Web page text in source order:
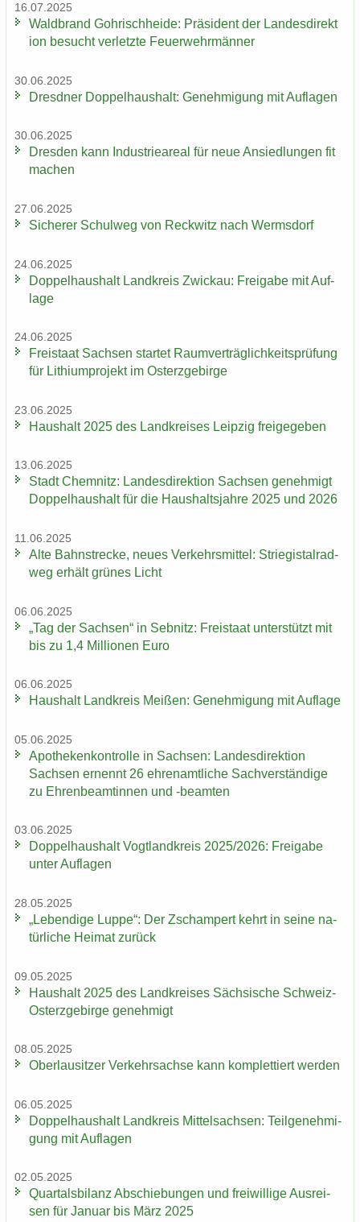
16.07.2025
Wald­brand Gohrisch­hei­de: Prä­si­dent der Lan­des­di­rek­t
i­on be­sucht ver­letz­te Feu­er­wehr­män­ner
30.06.2025
Dresd­ner Dop­pel­haus­halt: Ge­neh­mi­gung mit Auf­la­gen
30.06.2025
Dres­den kann In­dus­trie­are­al für neue An­sied­lun­gen fit
ma­chen
27.06.2025
Si­che­rer Schul­weg von Reck­witz nach Werms­dorf
24.06.2025
Dop­pel­haus­halt Land­kreis Zwi­ckau: Frei­ga­be mit Auf­
la­ge
24.06.2025
Frei­staat Sach­sen star­tet Ra­um­ver­träg­lich­keits­prü­fung
für Li­thi­um­pro­jekt im Ost­erz­ge­bir­ge
23.06.2025
Haus­halt 2025 des Land­krei­ses Leip­zig frei­ge­ge­ben
13.06.2025
Stadt Chem­nitz: Lan­des­di­rek­ti­on Sach­sen ge­neh­migt
Dop­pel­haus­halt für die Haus­halts­jah­re 2025 und 2026
11.06.2025
Alte Bahn­stre­cke, neues Ver­kehrs­mit­tel: Strie­gi­st­al­rad­
weg er­hält grü­nes Licht
06.06.2025
„Tag der Sach­sen“ in Seb­nitz: Frei­staat un­ter­stützt mit
bis zu 1,4 Mil­lio­nen Euro
06.06.2025
Haus­halt Land­kreis Mei­ßen: Ge­neh­mi­gung mit Auf­la­ge
05.06.2025
Apo­the­ken­kon­trol­le in Sach­sen: Lan­des­di­rek­ti­on
Sach­sen er­nennt 26 eh­ren­amt­li­che Sach­ver­stän­di­ge
zu Eh­ren­be­am­tin­nen und -​beamten
03.06.2025
Dop­pel­haus­halt Vogt­land­kreis 2025/2026: Frei­ga­be
unter Auf­la­gen
28.05.2025
„Le­ben­di­ge Luppe“: Der Zscham­pert kehrt in seine na­
tür­li­che Hei­mat zu­rück
09.05.2025
Haus­halt 2025 des Land­krei­ses Säch­si­sche Schweiz-​
Osterzgebirge ge­neh­migt
08.05.2025
Ober­lau­sit­zer Ver­kehrs­ach­se kann kom­plet­tiert wer­den
06.05.2025
Dop­pel­haus­halt Land­kreis Mit­tel­sach­sen: Teil­ge­neh­mi­
gung mit Auf­la­gen
02.05.2025
Quar­tals­bi­lanz Ab­schie­bun­gen und frei­wil­li­ge Aus­rei­
sen für Ja­nu­ar bis März 2025